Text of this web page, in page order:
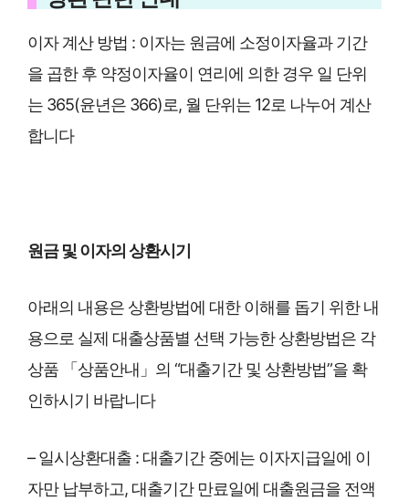
이자 계산 방법 : 이자는 원금에 소정이자율과 기간
을 곱한 후 약정이자율이 연리에 의한 경우 일 단위
는 365(윤년은 366)로, 월 단위는 12로 나누어 계산
합니다
원금 및 이자의 상환시기
아래의 내용은 상환방법에 대한 이해를 돕기 위한 내
용으로 실제 대출상품별 선택 가능한 상환방법은 각
상품 「상품안내」의 “대출기간 및 상환방법”을 확
인하시기 바랍니다
– 일시상환대출 : 대출기간 중에는 이자지급일에 이
자만 납부하고, 대출기간 만료일에 대출원금을 전액